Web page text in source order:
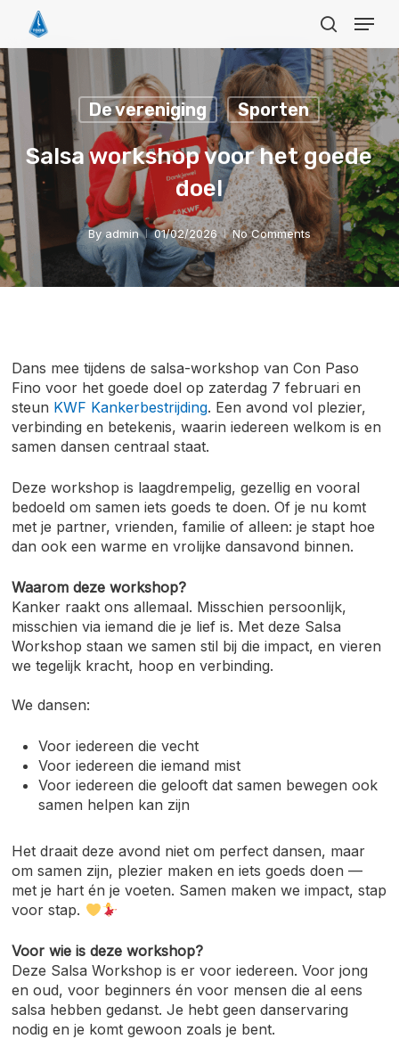
main
content
Menu
De vereniging Sporten
Salsa workshop voor het goede
doel
By admin 01/02/2026 No Comments
Dans mee tijdens de salsa-workshop van Con Paso
Fino voor het goede doel op zaterdag 7 februari en
steun KWF Kankerbestrijding. Een avond vol plezier,
verbinding en betekenis, waarin iedereen welkom is en
samen dansen centraal staat.
Deze workshop is laagdrempelig, gezellig en vooral
bedoeld om samen iets goeds te doen. Of je nu komt
met je partner, vrienden, familie of alleen: je stapt hoe
dan ook een warme en vrolijke dansavond binnen.
Waarom deze workshop?
Kanker raakt ons allemaal. Misschien persoonlijk,
misschien via iemand die je lief is. Met deze Salsa
Workshop staan we samen stil bij die impact, en vieren
we tegelijk kracht, hoop en verbinding.
We dansen:
Voor iedereen die vecht
Voor iedereen die iemand mist
Voor iedereen die gelooft dat samen bewegen ook
samen helpen kan zijn
Het draait deze avond niet om perfect dansen, maar
om samen zijn, plezier maken en iets goeds doen —
met je hart én je voeten. Samen maken we impact, stap
voor stap.
Voor wie is deze workshop?
Deze Salsa Workshop is er voor iedereen. Voor jong
en oud, voor beginners én voor mensen die al eens
salsa hebben gedanst. Je hebt geen danservaring
nodig en je komt gewoon zoals je bent.
Close
Menu